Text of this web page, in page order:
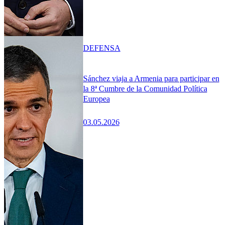
Sánchez viaja a Armenia para participar en
la 8ª Cumbre de la Comunidad Política
Europea
03.05.2026
DEFENSA